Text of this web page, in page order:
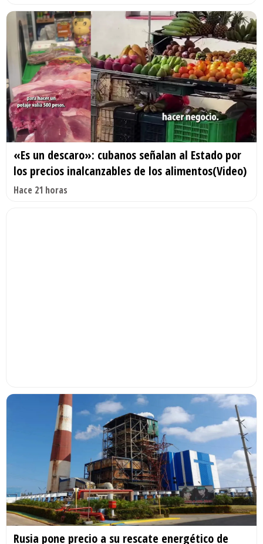
«Es un descaro»: cubanos señalan al Estado por
los precios inalcanzables de los alimentos(Video)
Hace 21 horas
Rusia pone precio a su rescate energético de